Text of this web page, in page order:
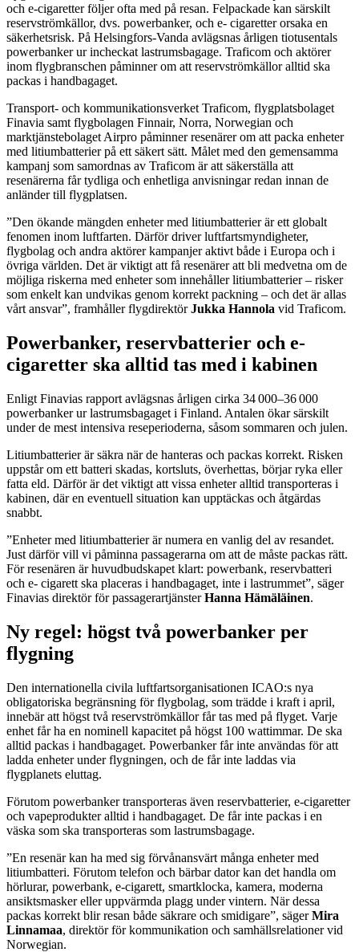
och e-cigaretter följer ofta med på resan. Felpackade kan särskilt
reservströmkällor, dvs. powerbanker, och e- cigaretter orsaka en
säkerhetsrisk. På Helsingfors-Vanda avlägsnas årligen tiotusentals
powerbanker ur incheckat lastrumsbagage. Traficom och aktörer
inom flygbranschen påminner om att reservströmkällor alltid ska
packas i handbagaget.
Transport- och kommunikationsverket Traficom, flygplatsbolaget
Finavia samt flygbolagen Finnair, Norra, Norwegian och
marktjänstebolaget Airpro påminner resenärer om att packa enheter
med litiumbatterier på ett säkert sätt. Målet med den gemensamma
kampanj som samordnas av Traficom är att säkerställa att
resenärerna får tydliga och enhetliga anvisningar redan innan de
anländer till flygplatsen.
”Den ökande mängden enheter med litiumbatterier är ett globalt
fenomen inom luftfarten. Därför driver luftfartsmyndigheter,
flygbolag och andra aktörer kampanjer aktivt både i Europa och i
övriga världen. Det är viktigt att få resenärer att bli medvetna om de
möjliga riskerna med enheter som innehåller litiumbatterier – risker
som enkelt kan undvikas genom korrekt packning – och det är allas
vårt ansvar”, framhåller flygdirektörJukka Hannola vid Traficom.
Powerbanker, reservbatterier och e-
cigaretter ska alltid tas med i kabinen
Enligt Finavias rapport avlägsnas årligen cirka 34 000–36 000
powerbanker ur lastrumsbagaget i Finland. Antalen ökar särskilt
under de mest intensiva reseperioderna, såsom sommaren och julen.
Litiumbatterier är säkra när de hanteras och packas korrekt. Risken
uppstår om ett batteri skadas, kortsluts, överhettas, börjar ryka eller
fatta eld. Därför är det viktigt att vissa enheter alltid transporteras i
kabinen, där en eventuell situation kan upptäckas och åtgärdas
snabbt.
”Enheter med litiumbatterier är numera en vanlig del av resandet.
Just därför vill vi påminna passagerarna om att de måste packas rätt.
För resenären är huvudbudskapet klart: powerbank, reservbatteri
och e- cigarett ska placeras i handbagaget, inte i lastrummet”, säger
Finavias direktör för passagerartjänsterHanna Hämäläinen.
Ny regel: högst två powerbanker per
flygning
Den internationella civila luftfartsorganisationen ICAO:s nya
obligatoriska begränsning för flygbolag, som trädde i kraft i april,
innebär att högst två reservströmkällor får tas med på flyget. Varje
enhet får ha en nominell kapacitet på högst 100 wattimmar. De ska
alltid packas i handbagaget. Powerbanker får inte användas för att
ladda enheter under flygningen, och de får inte laddas via
flygplanets eluttag.
Förutom powerbanker transporteras även reservbatterier, e-cigaretter
och vapeprodukter alltid i handbagaget. De får inte packas i en
väska som ska transporteras som lastrumsbagage.
”En resenär kan ha med sig förvånansvärt många enheter med
litiumbatteri. Förutom telefon och bärbar dator kan det handla om
hörlurar, powerbank, e-cigarett, smartklocka, kamera, moderna
ansiktsmasker eller uppvärmda plagg under vintern. När dessa
packas korrekt blir resan både säkrare och smidigare”, sägerMira
Linnamaa, direktör för kommunikation och samhällsrelationer vid
Norwegian.